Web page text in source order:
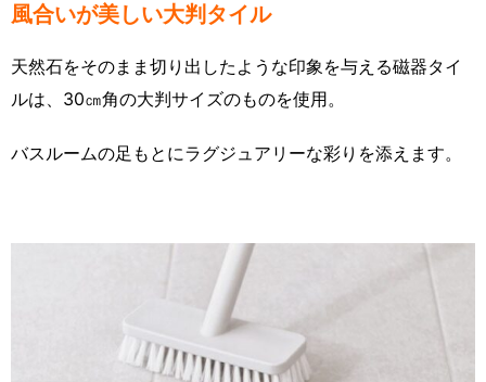
風合いが美しい大判タイル
天然石をそのまま切り出したような印象を与える磁器タイ
ルは、30㎝角の大判サイズのものを使用。
バスルームの足もとにラグジュアリーな彩りを添えます。